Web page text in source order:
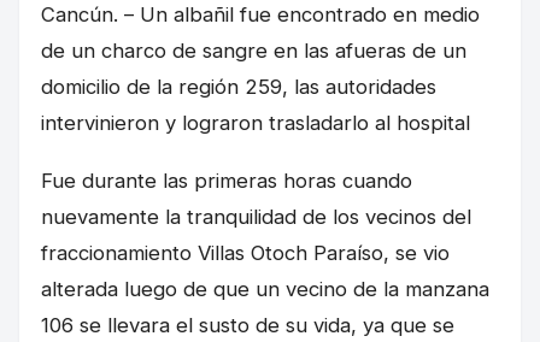
Cancún. – Un albañil fue encontrado en medio
de un charco de sangre en las afueras de un
domicilio de la región 259, las autoridades
intervinieron y lograron trasladarlo al hospital
Fue durante las primeras horas cuando
nuevamente la tranquilidad de los vecinos del
fraccionamiento Villas Otoch Paraíso, se vio
alterada luego de que un vecino de la manzana
106 se llevara el susto de su vida, ya que se